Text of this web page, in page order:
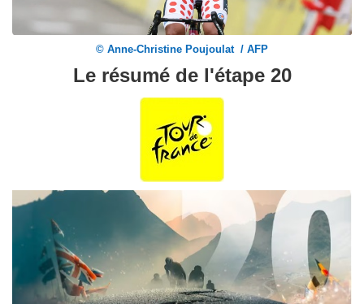
© Anne-Christine Poujoulat / AFP
Le résumé de l'étape 20